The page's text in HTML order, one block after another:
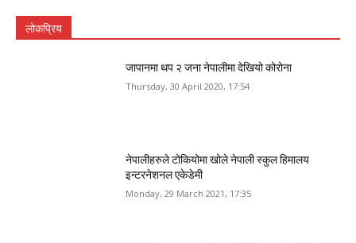
लोकप्रिय
जापानमा थप २ जना नेपालीमा देखियो कोरोना
Thursday, 30 April 2020, 17:54
नेपालीहरुले टोकियोमा खोले नेपाली स्कुल हिमालय
इन्टरनेशनल एकेडेमी
Monday, 29 March 2021, 17:35